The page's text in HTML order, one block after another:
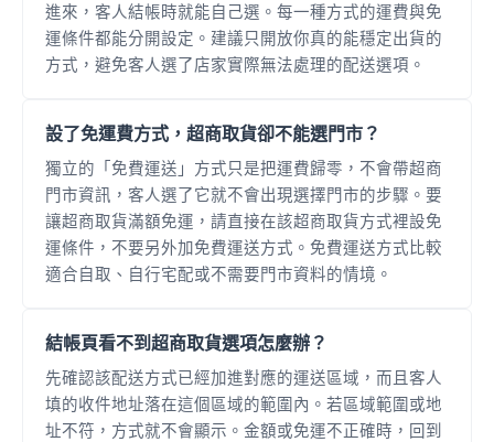
進來，客人結帳時就能自己選。每一種方式的運費與免
運條件都能分開設定。建議只開放你真的能穩定出貨的
方式，避免客人選了店家實際無法處理的配送選項。
設了免運費方式，超商取貨卻不能選門市？
獨立的「免費運送」方式只是把運費歸零，不會帶超商
門市資訊，客人選了它就不會出現選擇門市的步驟。要
讓超商取貨滿額免運，請直接在該超商取貨方式裡設免
運條件，不要另外加免費運送方式。免費運送方式比較
適合自取、自行宅配或不需要門市資料的情境。
結帳頁看不到超商取貨選項怎麼辦？
先確認該配送方式已經加進對應的運送區域，而且客人
填的收件地址落在這個區域的範圍內。若區域範圍或地
址不符，方式就不會顯示。金額或免運不正確時，回到